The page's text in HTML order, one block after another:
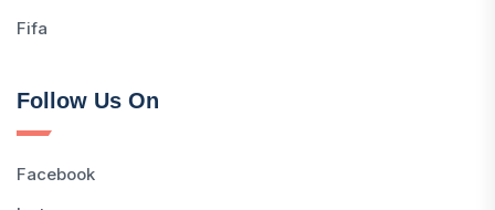
Fifa
Follow Us On
Facebook